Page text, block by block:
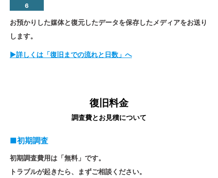
6
お預かりした媒体と復元したデータを保存したメディアをお送り
します。
▶詳しくは「復旧までの流れと日数」へ
復旧料金
調査費とお見積について
■初期調査
初期調査費用は「無料」です。
トラブルが起きたら、まずご相談ください。